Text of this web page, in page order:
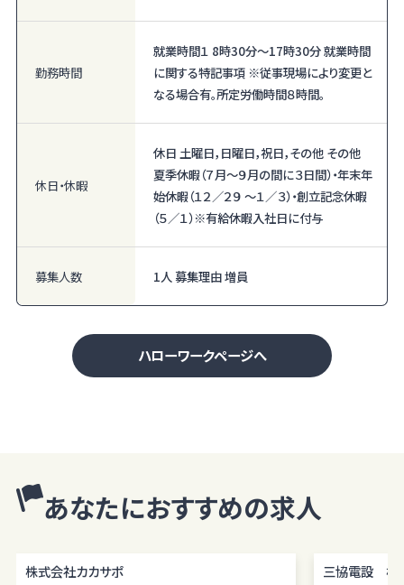
勤務時間
就業時間１ 8時30分〜17時30分 就業時間
に関する特記事項 ※従事現場により変更と
なる場合有。所定労働時間８時間。
休日・休暇
休日 土曜日，日曜日，祝日，その他 その他
夏季休暇（７月～９月の間に３日間）・年末年
始休暇（１２／２９ ～１／３）・創立記念休暇
（５／１）※有給休暇入社日に付与
募集人数 1人 募集理由 増員
ハローワークページへ
あなたにおすすめの求人
株式会社カカサポ 三協電設 株